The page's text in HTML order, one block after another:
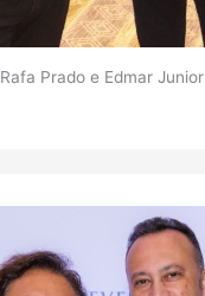
Rafa Prado e Edmar Junior